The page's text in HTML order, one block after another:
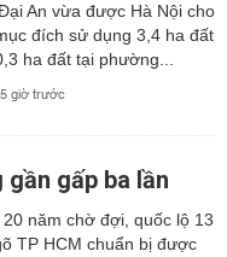
An vừa được Hà Nội cho
đích sử dụng 3,4 ha đất
ha đất tại phường...
5 giờ trước
gấp ba lần
năm chờ đợi, quốc lộ 13
TP HCM chuẩn bị được